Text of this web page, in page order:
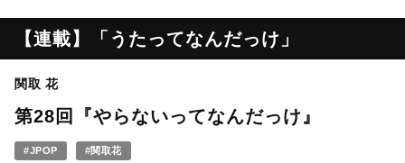
【連載】「うたってなんだっけ」
関取 花
第28回『やらないってなんだっけ』
#JPOP #関取花